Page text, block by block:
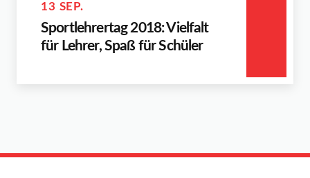
13 SEP.
Sportlehrertag 2018: Vielfalt
für Lehrer, Spaß für Schüler